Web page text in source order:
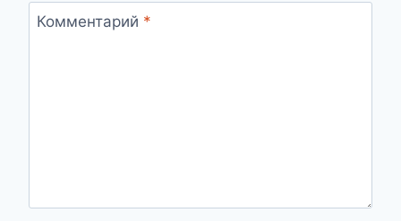
Комментарий *